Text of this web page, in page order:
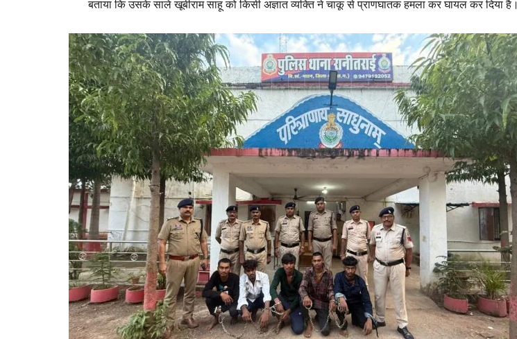
बताया कि उसके साले खूबीराम साहू को किसी अज्ञात व्यक्ति ने चाकू से प्राणघातक हमला कर घायल कर दिया है।